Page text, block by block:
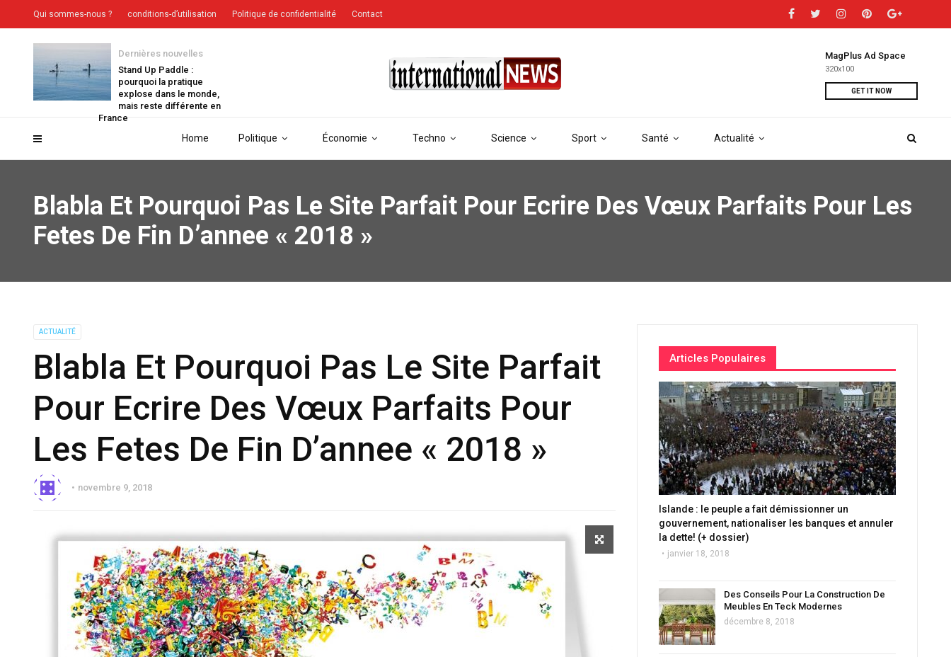
Home Politique Économie Techno Science Sport Santé Actualité
MagPlus Ad Space
320x100
GET IT NOW
Dernières nouvelles
Stand Up Paddle :
pourquoi la pratique
explose dans le monde,
mais reste différente en
France
Qui sommes-nous ? conditions-d’utilisation Politique de confidentialité Contact
Blabla Et Pourquoi Pas Le Site Parfait Pour Ecrire Des Vœux Parfaits Pour Les
Fetes De Fin D’annee « 2018 »
ACTUALITÉ
Blabla Et Pourquoi Pas Le Site Parfait
Pour Ecrire Des Vœux Parfaits Pour
Les Fetes De Fin D’annee « 2018 »
novembre 9, 2018
Articles Populaires
Islande : le peuple a fait démissionner un
gouvernement, nationaliser les banques et annuler
la dette! (+ dossier)
janvier 18, 2018
Des Conseils Pour La Construction De
Meubles En Teck Modernes
décembre 8, 2018